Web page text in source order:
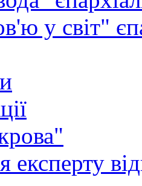
у світ"
експерту